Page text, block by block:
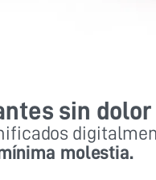
sin dolor
molestia.